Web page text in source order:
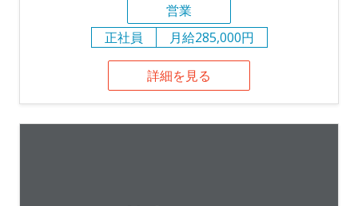
営業
正社員
月給285,000円
詳細を見る